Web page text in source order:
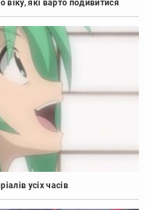
які варто подивитися
усіх часів